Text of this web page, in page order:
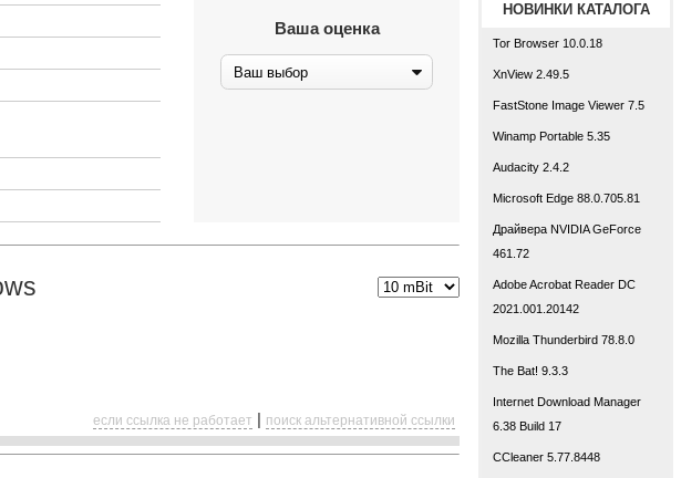
Ваша оценка
если ссылка не работает поиск альтернативной ссылки
НОВИНКИ КАТАЛОГА
Tor Browser 10.0.18
XnView 2.49.5
FastStone Image Viewer 7.5
Winamp Portable 5.35
Audacity 2.4.2
Microsoft Edge 88.0.705.81
Драйвера NVIDIA GeForce
461.72
Adobe Acrobat Reader DC
2021.001.20142
Mozilla Thunderbird 78.8.0
The Bat! 9.3.3
Internet Download Manager
6.38 Build 17
CCleaner 5.77.8448